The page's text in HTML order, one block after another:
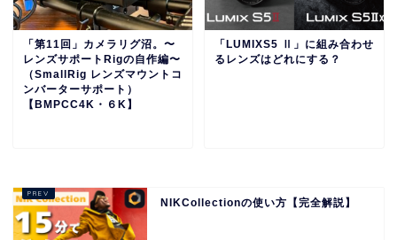
「第11回」カメラリグ沼。〜
レンズサポートRigの自作編〜
（SmallRig レンズマウントコ
ンバーターサポート）
【BMPCC4K・６K】
「LUMIXS5 Ⅱ」に組み合わせ
るレンズはどれにする？
NIKCollectionの使い方【完全解説】